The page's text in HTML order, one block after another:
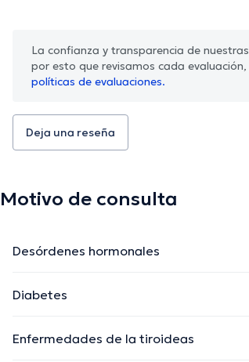
La confianza y transparencia de
por esto que revisamos cada
políticas de evaluaciones.
Deja una reseña
Motivo de consulta
Desórdenes hormonales
Diabetes
Enfermedades de la tiroideas